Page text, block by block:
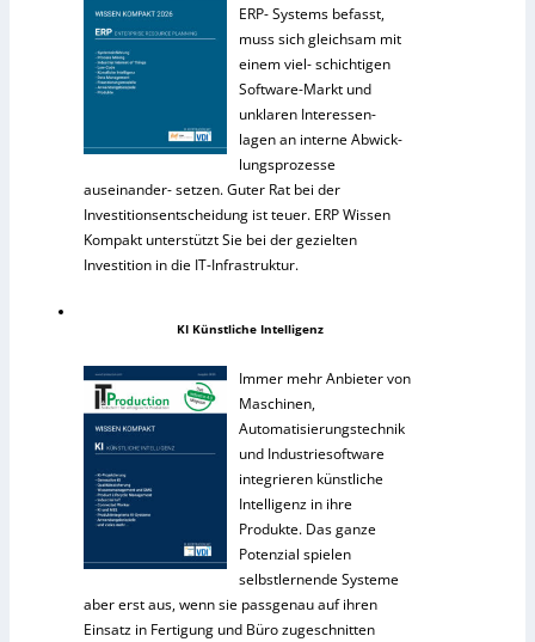
ERP- Systems befasst,
muss sich gleichsam mit
einem viel- schichtigen
Software-Markt und
unklaren Interessen-
lagen an interne Abwick-
lungsprozesse
auseinander- setzen. Guter Rat bei der
Investitionsentscheidung ist teuer. ERP Wissen
Kompakt unterstützt Sie bei der gezielten
Investition in die IT-Infrastruktur.
KI Künstliche Intelligenz
Immer mehr Anbieter von
Maschinen,
Automatisierungstechnik
und Industriesoftware
integrieren künstliche
Intelligenz in ihre
Produkte. Das ganze
Potenzial spielen
selbstlernende Systeme
aber erst aus, wenn sie passgenau auf ihren
Einsatz in Fertigung und Büro zugeschnitten